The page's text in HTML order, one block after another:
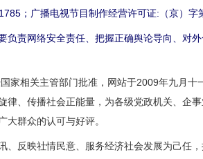
；广播电视节目制作经营许可证:（京）字
责网络安全责任、把握正确舆论导向、对外
相关主管部门批准，网站于2009年九月十
律、传播社会正能量，为各级党政机关、企
群众的认可与好评。
反映社情民意、服务经济社会发展为己任，